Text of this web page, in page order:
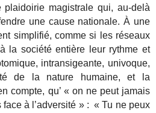
plaidoirie magistrale qui, au-delà
une cause nationale. À une
simplifié, comme si les réseaux
la société entière leur rythme et
intransigeante, univoque,
de la nature humaine, et la
compte, qu’ « on ne peut jamais
à l’adversité » : « Tu ne peux